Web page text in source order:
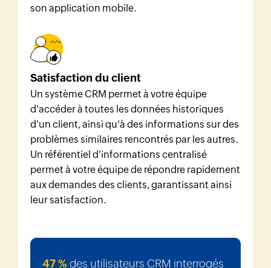
son application mobile.
Satisfaction du client
Un système CRM permet à votre équipe
d'accéder à toutes les données historiques
d'un client, ainsi qu'à des informations sur des
problèmes similaires rencontrés par les autres.
Un référentiel d'informations centralisé
permet à votre équipe de répondre rapidement
aux demandes des clients, garantissant ainsi
leur satisfaction.
47 % des utilisateurs CRM interrogés